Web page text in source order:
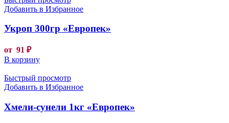
Добавить в Избранное
Укроп 300гр «Европек»
от 91 ₽
В корзину
Быстрый просмотр
Добавить в Избранное
Хмели-сунели 1кг «Европек»